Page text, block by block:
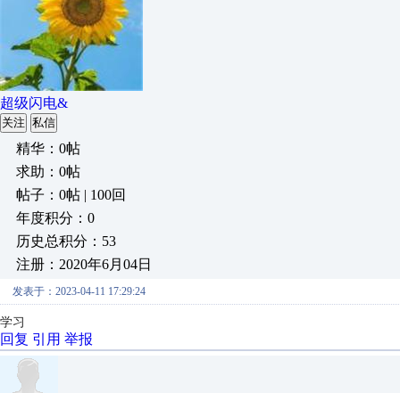
超级闪电&
关注 私信
精华：0帖
求助：0帖
帖子：0帖 | 100回
年度积分：0
历史总积分：53
注册：2020年6月04日
发表于：2023-04-11 17:29:24
学习
回复 引用 举报